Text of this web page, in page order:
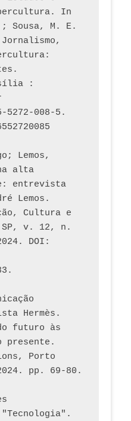
In
Sousa, M. E.
:
5272-008-5.
Lemos,
alta
entrevista
Lemos.
Cultura e
SP, v. 12, n.
DOI:
Hermès.
futuro às
presente.
Porto